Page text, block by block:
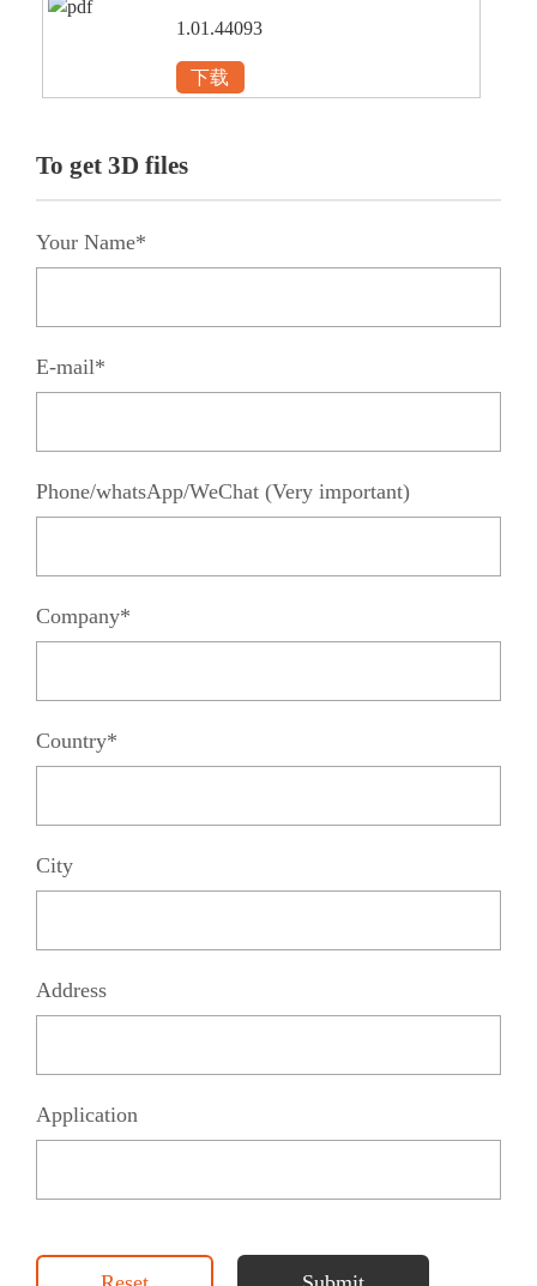
1.01.44093
下载
To get 3D files
Your Name*
E-mail*
Phone/whatsApp/WeChat (Very important)
Company*
Country*
City
Address
Application